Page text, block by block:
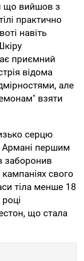
що вийшов з
практично
навіть
приємний
відома
але
взяти
серцю
першим
заборонив
свого
тіла менше 18
що стала